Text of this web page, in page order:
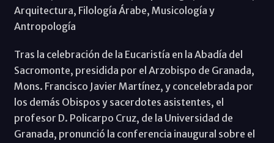
Arquitectura, Filología Árabe, Musicología y
Antropología
Tras la celebración de la Eucaristía en la Abadía del
Sacromonte, presidida por el Arzobispo de Granada,
Mons. Francisco Javier Martínez, y concelebrada por
los demás Obispos y sacerdotes asistentes, el
profesor D. Policarpo Cruz, de la Universidad de
Granada, pronunció la conferencia inaugural sobre el